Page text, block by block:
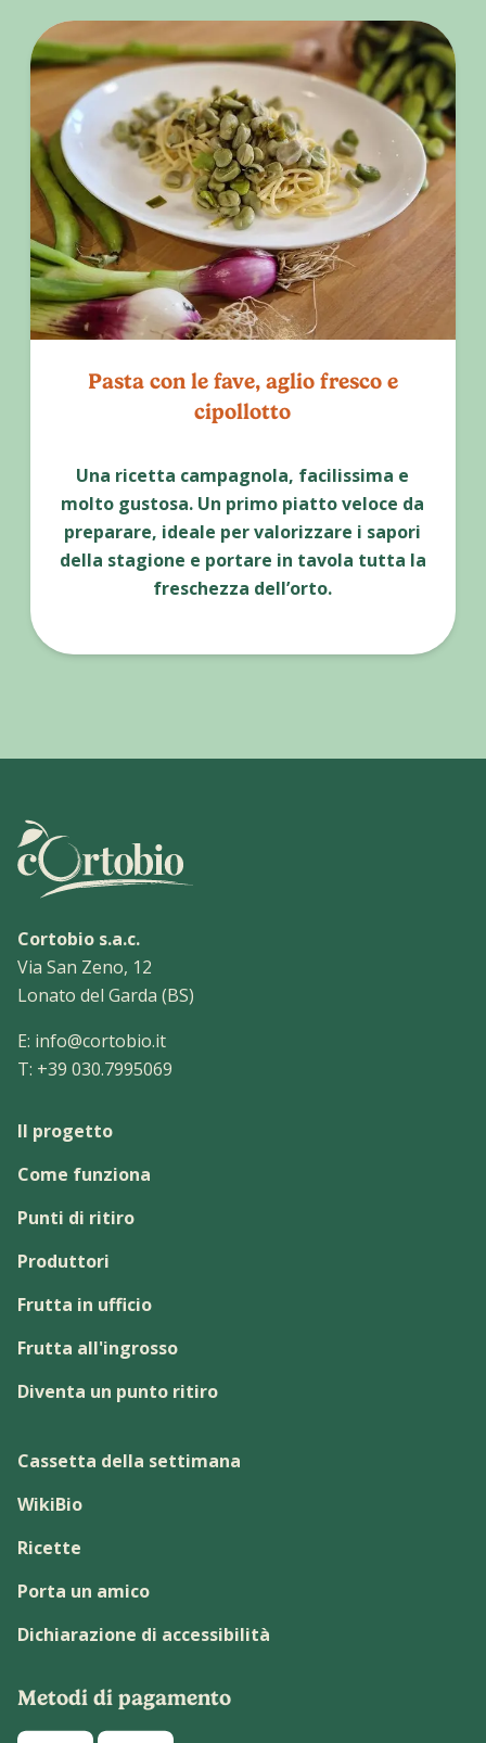
Pasta con le fave, aglio fresco e
cipollotto
Una ricetta campagnola, facilissima e
molto gustosa. Un primo piatto veloce da
preparare, ideale per valorizzare i sapori
della stagione e portare in tavola tutta la
freschezza dell’orto.
Pasta con le
Cortobio s.a.c.
Via San Zeno, 12
Lonato del Garda (BS)
E: info@cortobio.it
T: +39 030.7995069
Il progetto
Come funziona
Punti di ritiro
Produttori
Frutta in ufficio
Frutta all'ingrosso
Diventa un punto ritiro
Cassetta della settimana
WikiBio
Ricette
Porta un amico
Dichiarazione di accessibilità
Metodi di pagamento